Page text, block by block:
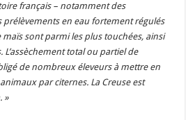
français – notamment des
prélèvements en eau fortement régulés
sont parmi les plus touchées, ainsi
L’assèchement total ou partiel de
de nombreux éleveurs à mettre en
par citernes. La Creuse est
»